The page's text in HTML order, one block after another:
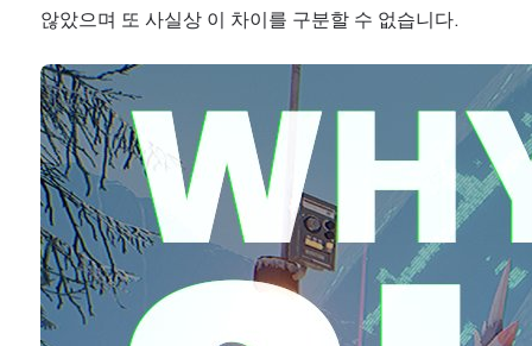
않았으며 또 사실상 이 차이를 구분할 수 없습니다.
Open